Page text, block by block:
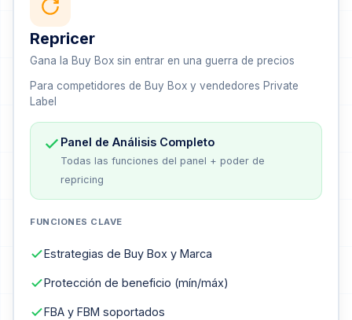
Repricer
Gana la Buy Box sin entrar en una guerra de precios
Para competidores de Buy Box y vendedores Private
Label
Panel de Análisis Completo
Todas las funciones del panel + poder de
repricing
FUNCIONES CLAVE
Estrategias de Buy Box y Marca
Protección de beneficio (mín/máx)
FBA y FBM soportados